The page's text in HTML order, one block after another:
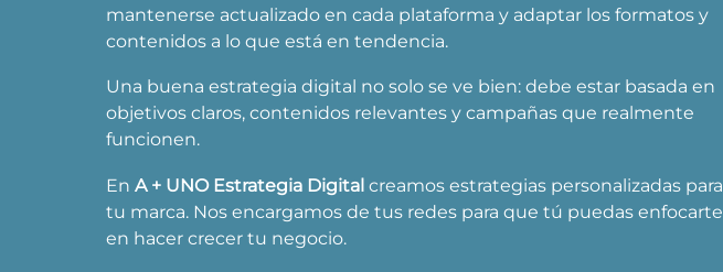
mantenerse actualizado en cada plataforma y adaptar los formatos y
contenidos a lo que está en tendencia.
Una buena estrategia digital no solo se ve bien: debe estar basada en
objetivos claros, contenidos relevantes y campañas que realmente
funcionen.
En A + UNO Estrategia Digital creamos estrategias personalizadas para
tu marca. Nos encargamos de tus redes para que tú puedas enfocarte
en hacer crecer tu negocio.